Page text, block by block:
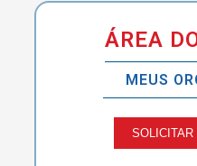
ÁREA
MEUS